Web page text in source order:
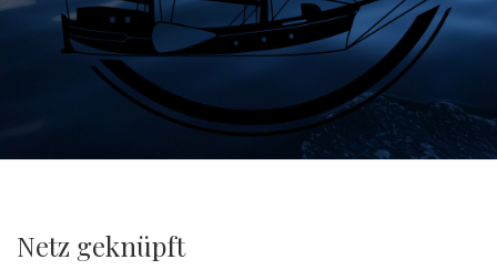
Netz geknüpft